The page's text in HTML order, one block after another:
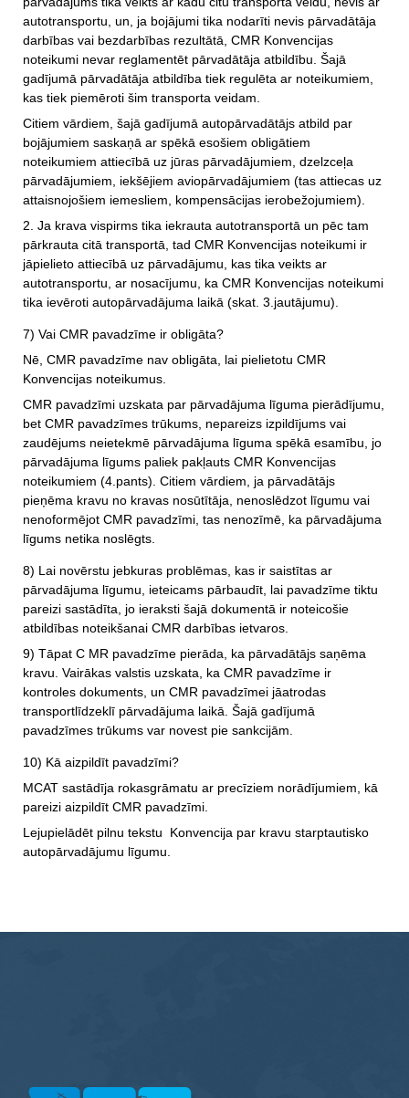
autotransportu, un, ja bojājumi tika nodarīti nevis pārvadātāja
darbības vai bezdarbības rezultātā, CMR Konvencijas
noteikumi nevar reglamentēt pārvadātāja atbildību. Šajā
gadījumā pārvadātāja atbildība tiek regulēta ar noteikumiem,
kas tiek piemēroti šim transporta veidam.
Citiem vārdiem, šajā gadījumā autopārvadātājs atbild par
bojājumiem saskaņā ar spēkā esošiem obligātiem
noteikumiem attiecībā uz jūras pārvadājumiem, dzelzceļa
pārvadājumiem, iekšējiem aviopārvadājumiem (tas attiecas uz
attaisnojošiem iemesliem, kompensācijas ierobežojumiem).
2. Ja krava vispirms tika iekrauta autotransportā un pēc tam
pārkrauta citā transportā, tad CMR Konvencijas noteikumi ir
jāpielieto attiecībā uz pārvadājumu, kas tika veikts ar
autotransportu, ar nosacījumu, ka CMR Konvencijas noteikumi
tika ievēroti autopārvadājuma laikā (skat. 3.jautājumu).
7) Vai CMR pavadzīme ir obligāta?
Nē, CMR pavadzīme nav obligāta, lai pielietotu CMR
Konvencijas noteikumus.
CMR pavadzīmi uzskata par pārvadājuma līguma pierādījumu,
bet CMR pavadzīmes trūkums, nepareizs izpildījums vai
zaudējums neietekmē pārvadājuma līguma spēkā esamību, jo
pārvadājuma līgums paliek pakļauts CMR Konvencijas
noteikumiem (4.pants). Citiem vārdiem, ja pārvadātājs
pieņēma kravu no kravas nosūtītāja, nenoslēdzot līgumu vai
nenoformējot CMR pavadzīmi, tas nenozīmē, ka pārvadājuma
līgums netika noslēgts.
8) Lai novērstu jebkuras problēmas, kas ir saistītas ar
pārvadājuma līgumu, ieteicams pārbaudīt, lai pavadzīme tiktu
pareizi sastādīta, jo ieraksti šajā dokumentā ir noteicošie
atbildības noteikšanai CMR darbības ietvaros.
9) Tāpat C MR pavadzīme pierāda, ka pārvadātājs saņēma
kravu. Vairākas valstis uzskata, ka CMR pavadzīme ir
kontroles dokuments, un CMR pavadzīmei jāatrodas
transportlīdzeklī pārvadājuma laikā. Šajā gadījumā
pavadzīmes trūkums var novest pie sankcijām.
10) Kā aizpildīt pavadzīmi?
МСАТ sastādīja rokasgrāmatu ar precīziem norādījumiem, kā
pareizi aizpildīt CMR pavadzīmi.
Lejupielādēt pilnu tekstu Konvencija par kravu starptautisko
autopārvadājumu līgumu.